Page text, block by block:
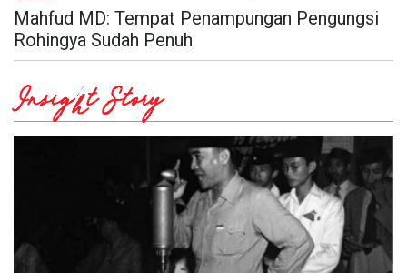
Mahfud MD: Tempat Penampungan Pengungsi
Rohingya Sudah Penuh
Insight Story